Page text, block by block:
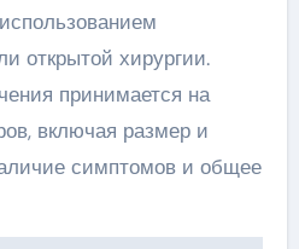
открытой хирургии.
принимается на
включая размер и
симптомов и общее